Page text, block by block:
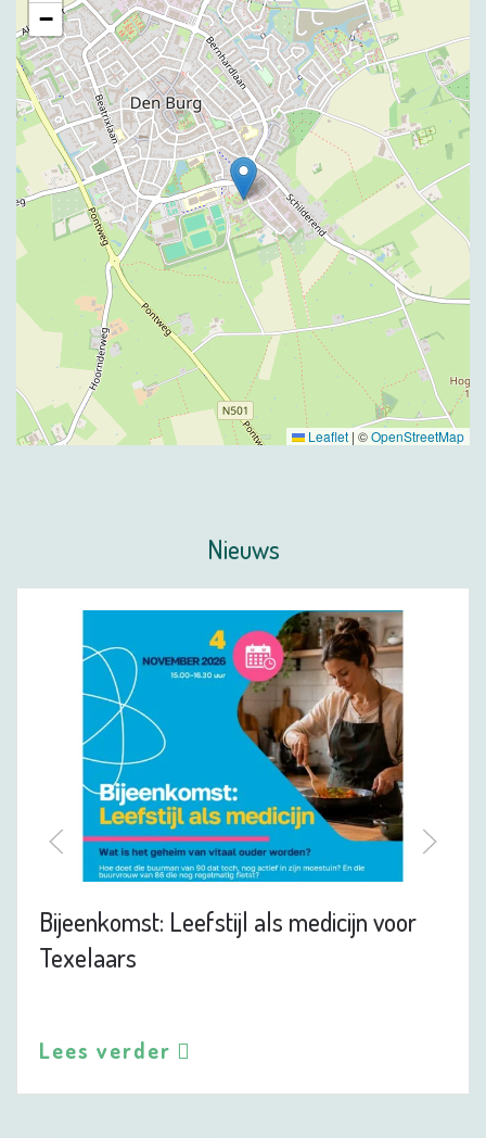
−
Leaflet | ©OpenStreetMap
Nieuws
Bijeenkomst: Leefstijl als medicijn voor
Texelaars
Lees verder